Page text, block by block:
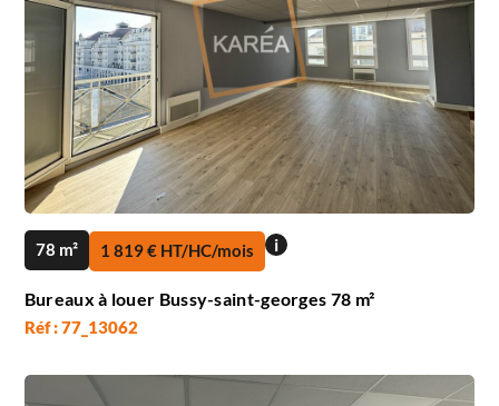
78 m² 1 819 € HT/HC/mois i
Bureaux à louer Bussy-saint-georges 78 m²
Réf : 77_13062